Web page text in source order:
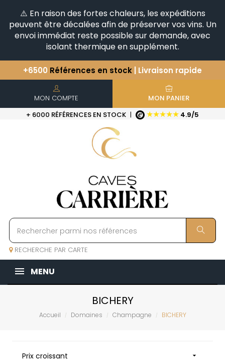
⚠️ En raison des fortes chaleurs, les expéditions
peuvent être décalées afin de préserver vos vins. Un
envoi immédiat reste possible sur demande, avec
isolant thermique en supplément.
+6500 Références en stock | Livraison rapide
Vous avez une question ?
Découvrez notre sélection
d'Horizontales & Verticales
MON COMPTE
MON PANIER
+ 6000 RÉFÉRENCES EN STOCK | ★★★★★ 4.9/5
RECHERCHE PAR CARTE
MENU
BICHERY
Accueil Domaines Champagne BICHERY
Prix croissant 